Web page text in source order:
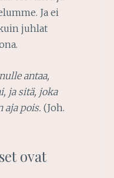
Ja ei
juhlat
antaa,
ja sitä, joka
aja pois. (Joh.
ovat